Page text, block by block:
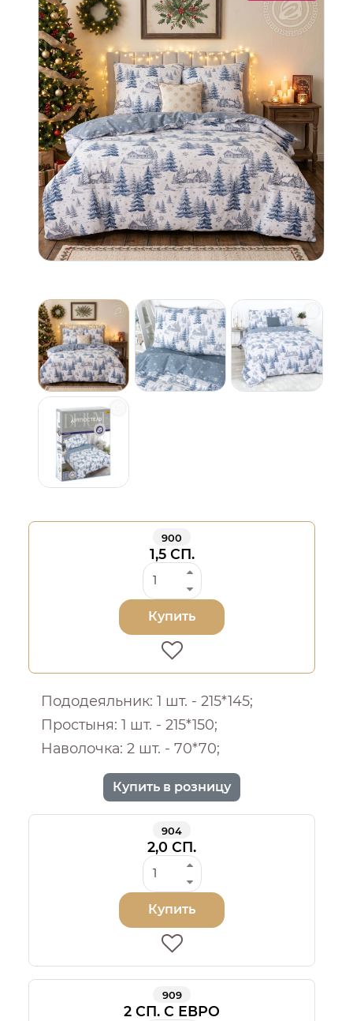
900
1,5 СП.
Купить
Пододеяльник: 1 шт. - 215*145;
Простыня: 1 шт. - 215*150;
Наволочка: 2 шт. - 70*70;
Купить в розницу
904
2,0 СП.
Купить
909
2 СП. С ЕВРО